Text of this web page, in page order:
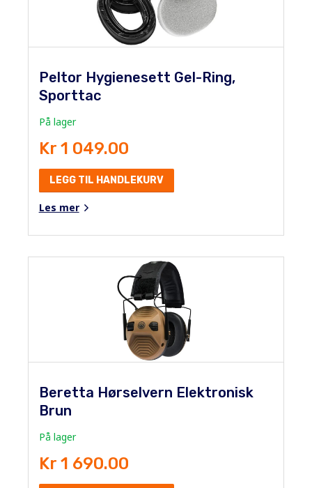
Peltor Hygienesett Gel-Ring,
Sporttac
På lager
Kr 1 049.00
LEGG TIL HANDLEKURV
Les mer
Beretta Hørselvern Elektronisk
Brun
På lager
Kr 1 690.00